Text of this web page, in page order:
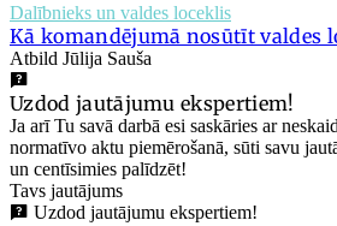
Dalībnieks un valdes loceklis
Kā komandējumā nosūtīt valdes
Atbild Jūlija Sauša
Uzdod jautājumu ekspertiem!
Ja arī Tu savā darbā esi saskāries ar
normatīvo aktu piemērošanā, sūti savu
un centīsimies palīdzēt!
Tavs jautājums
Uzdod jautājumu ekspertiem!